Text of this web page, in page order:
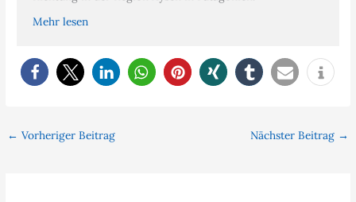
Mehr lesen
← Vorheriger Beitrag Nächster Beitrag →